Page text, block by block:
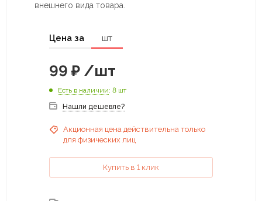
внешнего вида товара.
Цена за шт
99 ₽ /шт
Есть в наличии: 8 шт
Нашли дешевле?
Акционная цена действительна только
для физических лиц
Купить в 1 клик